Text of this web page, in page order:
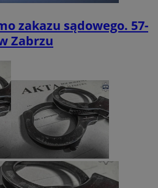
zakazu sądowego. 57-
Zabrzu